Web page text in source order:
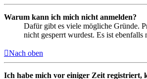
Warum kann ich mich nicht anmelden?
Dafür gibt es viele mögliche Gründe.
nicht gesperrt wurdest. Es ist
Nach oben
Ich habe mich vor einiger Zeit registriert,